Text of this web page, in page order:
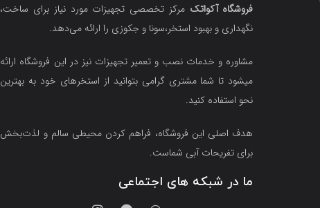
فروشگاه آکواتک مرکز تخصصی تجهیزات مورد نیاز برای ساخت،
نگهداری و بهبود استخر،سونا و جکوزی را ارائه می‌دهد.
مشاوره و خدمات نصب و تعمیر تجهیزات نیز در این فروشگاه ارائه
میشود تا شما مشتری گرامی بتوانید از استخرهای خود به بهترین
نحو استفاده کنید.
هدف اصلی این فروشگاه‌، فراهم کردن محیطی سالم و لذت‌بخش
برای تفریحات آبی شماست.
ما در شبکه های اجتماعی